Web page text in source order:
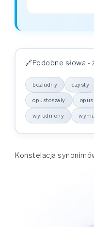
Podobne słowa -
bezludny czysty
opustoszały
wyludniony
Konstelacja